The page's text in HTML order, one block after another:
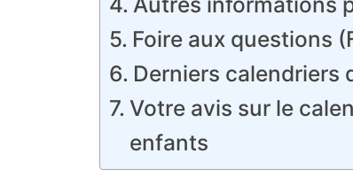
Foire aux questions
Derniers calendriers
Votre avis sur le
enfants